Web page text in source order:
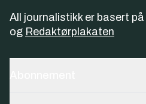
All journalistikk er basert på
og Redaktørplakaten